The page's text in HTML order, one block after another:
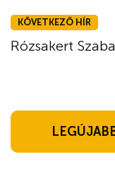
KÖVETKEZŐ HÍR
Rózsakert